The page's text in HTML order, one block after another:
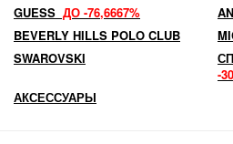
GUESS ДО -76,6667%
BEVERLY HILLS POLO CLUB
SWAROVSKI
-
АКСЕССУАРЫ